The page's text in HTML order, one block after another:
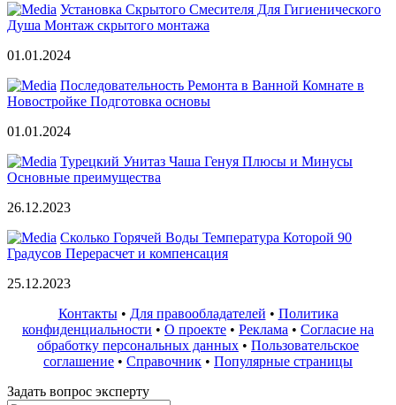
Установка Скрытого Смесителя Для Гигиенического
Душа Монтаж скрытого монтажа
01.01.2024
Последовательность Ремонта в Ванной Комнате в
Новостройке Подготовка основы
01.01.2024
Турецкий Унитаз Чаша Генуя Плюсы и Минусы
Основные преимущества
26.12.2023
Сколько Горячей Воды Температура Которой 90
Градусов Перерасчет и компенсация
25.12.2023
Контакты• Для правообладателей • Политика
конфиденциальности • О проекте • Реклама • Согласие на
обработку персональных данных • Пользовательское
соглашение • Справочник • Популярные страницы
Задать вопрос эксперту